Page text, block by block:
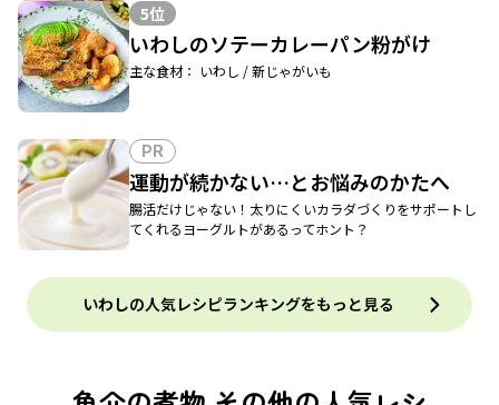
5位
いわしのソテーカレーパン粉がけ
主な食材： いわし / 新じゃがいも
PR
運動が続かない…とお悩みのかたへ
腸活だけじゃない！太りにくいカラダづくりをサポートし
てくれるヨーグルトがあるってホント？
いわしの人気レシピランキングをもっと見る